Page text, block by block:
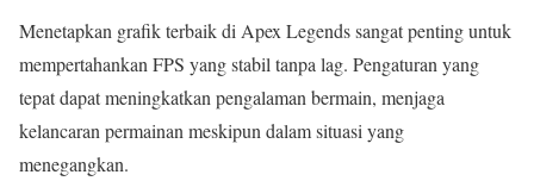
Menetapkan grafik terbaik di Apex Legends sangat penting untuk
mempertahankan FPS yang stabil tanpa lag. Pengaturan yang
tepat dapat meningkatkan pengalaman bermain, menjaga
kelancaran permainan meskipun dalam situasi yang
menegangkan.